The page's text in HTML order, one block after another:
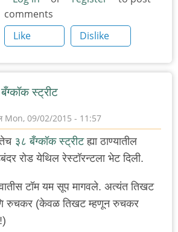
बाजू
comments
Like
Dislike
स्ट्रीट
Mon, 09/02/2015 - 11:57
३८ बँग्कॉक स्ट्रीटह्या ठाण्यातील
रोड येथिल रेस्टॉरन्टला भेट दिली.
टॉम यम सूप मागवले. अत्यंत तिखट
रुचकर (केवळ तिखट म्हणून रुचकर